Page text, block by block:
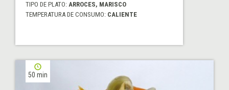
TIPO DE PLATO: ARROCES, MARISCO
TEMPERATURA DE CONSUMO: CALIENTE
50 min